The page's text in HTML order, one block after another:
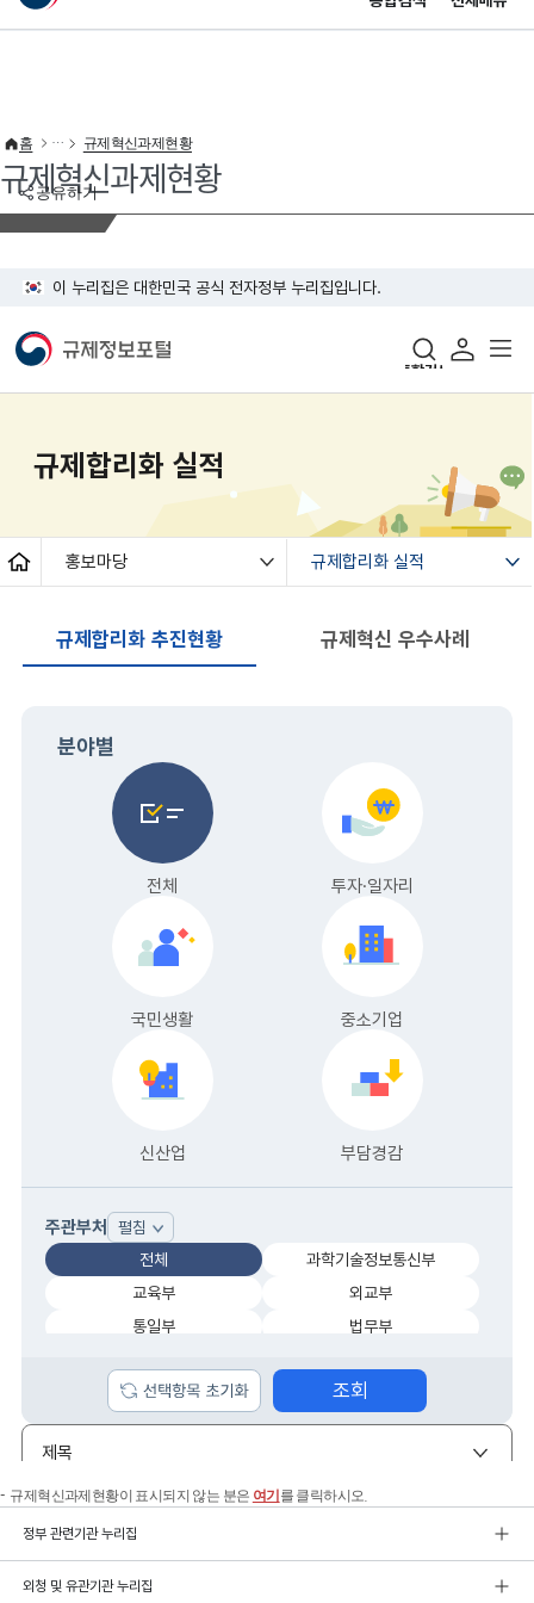
이 누리집은 대한민국 공식 전자정부 누리집입니다.
공유하기
홈 규제혁신과제현황
규제혁신과제현황
규제혁신과제현황이 표시되지 않는 분은 여기 를 클릭하시오.
정부 관련기관 누리집
외청 및 유관기관 누리집